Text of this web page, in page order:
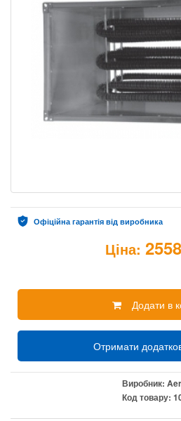
Офіційна гарантія від виробника
Ціна:
Додати в
Отримати
Виробник:
Код товару: